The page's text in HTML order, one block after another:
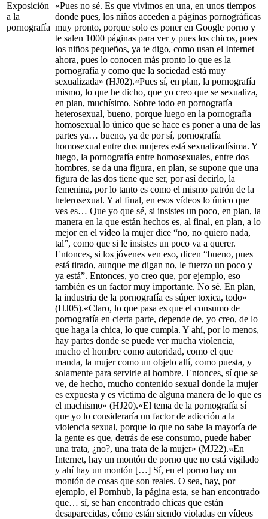
Exposición
a la
pornografía
«Pues no sé. Es que vivimos en una, en unos tiempos
donde pues, los niños acceden a páginas pornográficas
muy pronto, porque solo es poner en Google porno y
te salen 1000 páginas para ver y pues los chicos, pues
los niños pequeños, ya te digo, como usan el Internet
ahora, pues lo conocen más pronto lo que es la
pornografía y como que la sociedad está muy
sexualizada» (HJ02).«Pues sí, en plan, la pornografía
mismo, lo que he dicho, que yo creo que se sexualiza,
en plan, muchísimo. Sobre todo en pornografía
heterosexual, bueno, porque luego en la pornografía
homosexual lo único que se hace es poner a una de las
partes ya… bueno, ya de por sí, pornografía
homosexual entre dos mujeres está sexualizadísima. Y
luego, la pornografía entre homosexuales, entre dos
hombres, se da una figura, en plan, se supone que una
figura de las dos tiene que ser, por así decirlo, la
femenina, por lo tanto es como el mismo patrón de la
heterosexual. Y al final, en esos vídeos lo único que
ves es… Que yo que sé, si insistes un poco, en plan, la
manera en la que están hechos es, al final, en plan, a lo
mejor en el vídeo la mujer dice “no, no quiero nada,
tal”, como que si le insistes un poco va a querer.
Entonces, si los jóvenes ven eso, dicen “bueno, pues
está tirado, aunque me digan no, le fuerzo un poco y
ya está”. Entonces, yo creo que, por ejemplo, eso
también es un factor muy importante. No sé. En plan,
la industria de la pornografía es súper toxica, todo»
(HJ05).«Claro, lo que pasa es que el consumo de
pornografía en cierta parte, depende de, yo creo, de lo
que haga la chica, lo que cumpla. Y ahí, por lo menos,
hay partes donde se puede ver mucha violencia,
mucho el hombre como autoridad, como el que
manda, la mujer como un objeto allí, como puesta, y
solamente para servirle al hombre. Entonces, sí que se
ve, de hecho, mucho contenido sexual donde la mujer
es expuesta y es víctima de alguna manera de lo que es
el machismo» (HJ20).«El tema de la pornografía sí
que yo lo consideraría un factor de adicción a la
violencia sexual, porque lo que no sabe la mayoría de
la gente es que, detrás de ese consumo, puede haber
una trata, ¿no?, una trata de la mujer» (MJ22).«En
Internet, hay un montón de porno que no está vigilado
y ahí hay un montón […] Sí, en el porno hay un
montón de cosas que son reales. O sea, hay, por
ejemplo, el Pornhub, la página esta, se han encontrado
que… sí, se han encontrado chicas que están
desaparecidas, cómo están siendo violadas en vídeos